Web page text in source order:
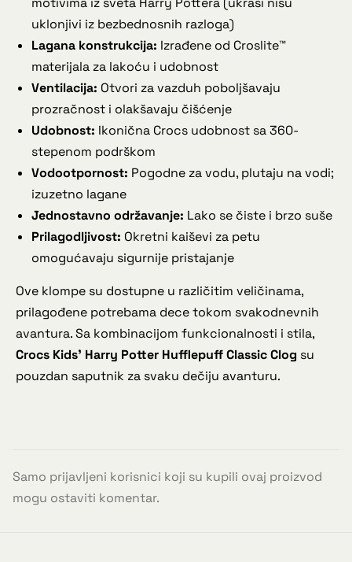
uklonjivi iz bezbednosnih razloga)
Lagana konstrukcija: Izrađene od Croslite™
materijala za lakoću i udobnost
Ventilacija: Otvori za vazduh poboljšavaju
prozračnost i olakšavaju čišćenje
Udobnost: Ikonična Crocs udobnost sa 360-
stepenom podrškom
Vodootpornost: Pogodne za vodu, plutaju na vodi;
izuzetno lagane
Jednostavno održavanje: Lako se čiste i brzo suše
Prilagodljivost: Okretni kaiševi za petu
omogućavaju sigurnije pristajanje
Ove klompe su dostupne u različitim veličinama,
prilagođene potrebama dece tokom svakodnevnih
avantura. Sa kombinacijom funkcionalnosti i stila,
Crocs Kids’ Harry Potter Hufflepuff Classic Clog su
pouzdan saputnik za svaku dečiju avanturu.
Samo prijavljeni korisnici koji su kupili ovaj proizvod
mogu ostaviti komentar.